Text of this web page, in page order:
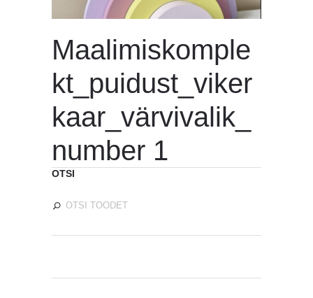
Maalimiskomple
kt_puidust_viker
kaar_värvivalik_
number 1
OTSI